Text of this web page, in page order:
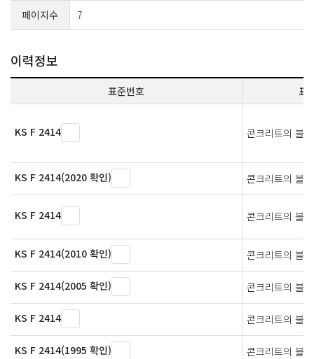
페이지수 7
이력정보
표준번호 표
KS F 2414 콘크리트의 블
KS F 2414(2020 확인) 콘크리트의 블
KS F 2414 콘크리트의 블
KS F 2414(2010 확인) 콘크리트의 블
KS F 2414(2005 확인) 콘크리트의 블
KS F 2414 콘크리트의 블
KS F 2414(1995 확인) 콘크리트의 블